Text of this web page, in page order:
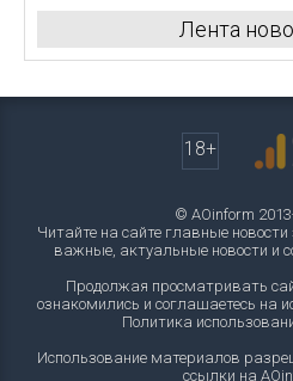
Лента
18+
© AOinform
Читайте на сайте главные
важные, актуальные новости и
Продолжая просматривать
ознакомились и соглашаетесь на
Политика
Использование материалов
ссылки на